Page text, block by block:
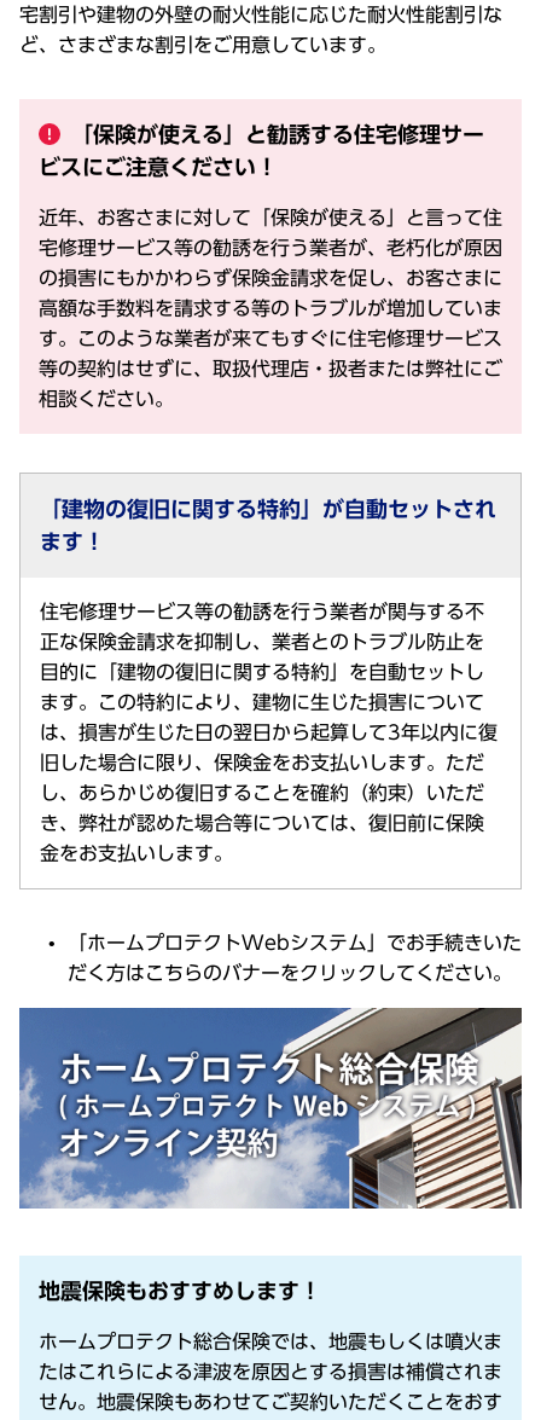
宅割引や建物の外壁の耐火性能に応じた耐火性能割引な
ど、さまざまな割引をご用意しています。
「保険が使える」と勧誘する住宅修理サー
ビスにご注意ください！
近年、お客さまに対して「保険が使える」と言って住
宅修理サービス等の勧誘を行う業者が、老朽化が原因
の損害にもかかわらず保険金請求を促し、お客さまに
高額な手数料を請求する等のトラブルが増加していま
す。このような業者が来てもすぐに住宅修理サービス
等の契約はせずに、取扱代理店・扱者または弊社にご
相談ください。
「建物の復旧に関する特約」が自動セットされ
ます！
住宅修理サービス等の勧誘を行う業者が関与する不
正な保険金請求を抑制し、業者とのトラブル防止を
目的に「建物の復旧に関する特約」を自動セットし
ます。この特約により、建物に生じた損害について
は、損害が生じた日の翌日から起算して3年以内に復
旧した場合に限り、保険金をお支払いします。ただ
し、あらかじめ復旧することを確約（約束）いただ
き、弊社が認めた場合等については、復旧前に保険
金をお支払いします。
「ホームプロテクトWebシステム」でお手続きいた
だく方はこちらのバナーをクリックしてください。
地震保険もおすすめします！
ホームプロテクト総合保険では、地震もしくは噴火ま
たはこれらによる津波を原因とする損害は補償されま
せん。地震保険もあわせてご契約いただくことをおす